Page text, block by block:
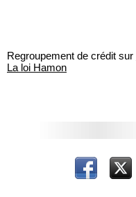
Regroupement de crédit sur
La loi Hamon